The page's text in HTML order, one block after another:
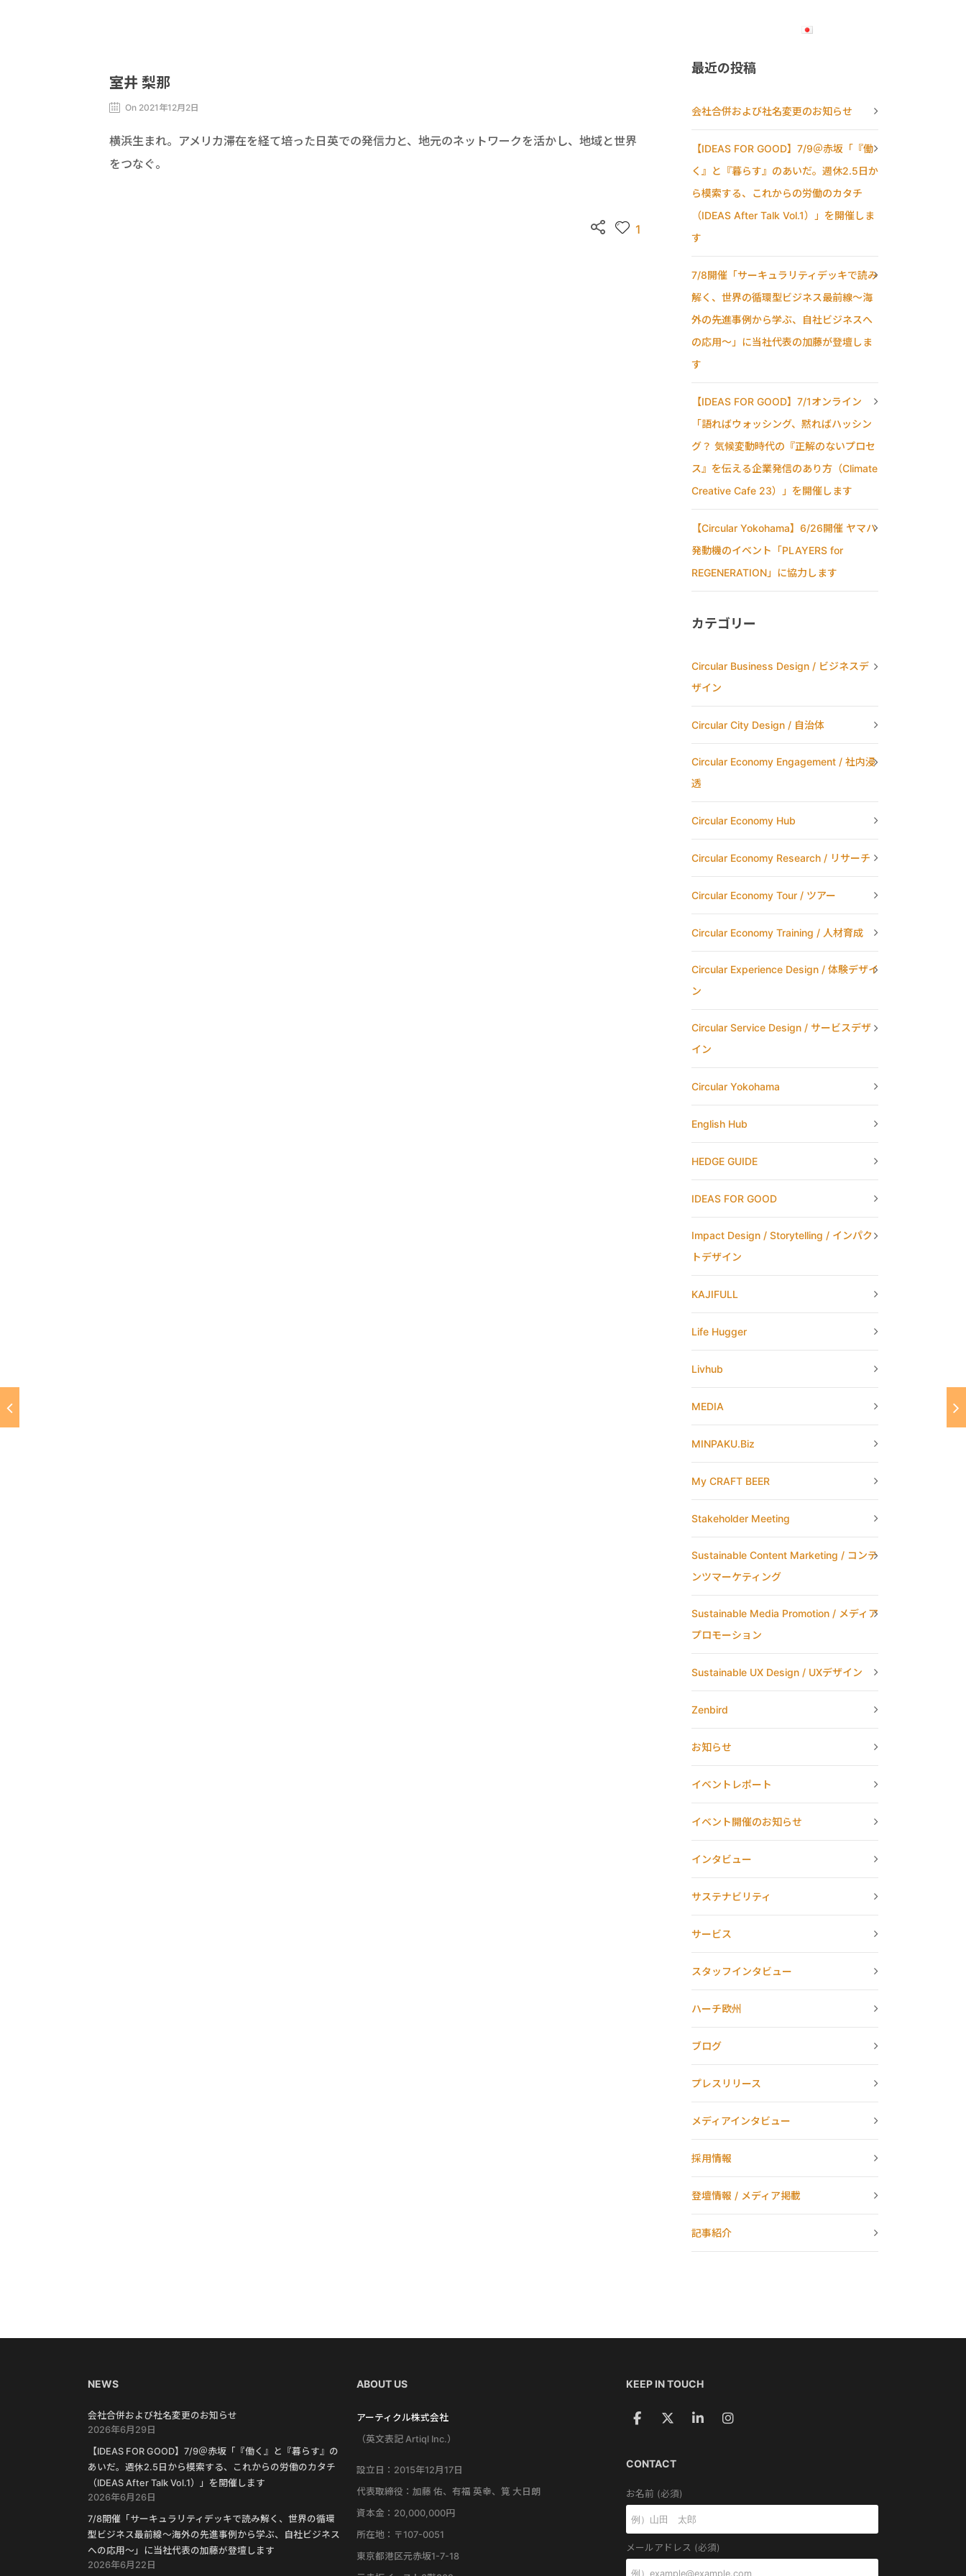
室井 梨那
On 2021年12月2日
横浜生まれ。アメリカ滞在を経て培った日英での発信力と、地元のネットワークを活かし、地域と世界
をつなぐ。
1
最近の投稿
会社合併および社名変更のお知らせ
【IDEAS FOR GOOD】7/9＠赤坂「『働
く』と『暮らす』のあいだ。週休2.5日か
ら模索する、これからの労働のカタチ
（IDEAS After Talk Vol.1）」を開催しま
す
7/8開催「サーキュラリティデッキで読み
解く、世界の循環型ビジネス最前線〜海
外の先進事例から学ぶ、自社ビジネスへ
の応用〜」に当社代表の加藤が登壇しま
す
【IDEAS FOR GOOD】7/1オンライン
「語ればウォッシング、黙ればハッシン
グ？ 気候変動時代の『正解のないプロセ
ス』を伝える企業発信のあり方（Climate
Creative Cafe 23）」を開催します
【Circular Yokohama】6/26開催 ヤマハ
発動機のイベント「PLAYERS for
REGENERATION」に協力します
カテゴリー
Circular Business Design / ビジネスデ
ザイン
Circular City Design / 自治体
Circular Economy Engagement / 社内浸
透
Circular Economy Hub
Circular Economy Research / リサーチ
Circular Economy Tour / ツアー
Circular Economy Training / 人材育成
Circular Experience Design / 体験デザイ
ン
Circular Service Design / サービスデザ
イン
Circular Yokohama
English Hub
HEDGE GUIDE
IDEAS FOR GOOD
Impact Design / Storytelling / インパク
トデザイン
KAJIFULL
Life Hugger
Livhub
MEDIA
MINPAKU.Biz
My CRAFT BEER
Stakeholder Meeting
Sustainable Content Marketing / コンテ
ンツマーケティング
Sustainable Media Promotion / メディア
プロモーション
Sustainable UX Design / UXデザイン
Zenbird
お知らせ
イベントレポート
イベント開催のお知らせ
インタビュー
サステナビリティ
サービス
スタッフインタビュー
ハーチ欧州
ブログ
プレスリリース
メディアインタビュー
採用情報
登壇情報 / メディア掲載
記事紹介
NEWS
会社合併および社名変更のお知らせ
2026年6月29日
【IDEAS FOR GOOD】7/9＠赤坂「『働く』と『暮らす』の
あいだ。週休2.5日から模索する、これからの労働のカタチ
（IDEAS After Talk Vol.1）」を開催します
2026年6月26日
7/8開催「サーキュラリティデッキで読み解く、世界の循環
型ビジネス最前線〜海外の先進事例から学ぶ、自社ビジネス
への応用〜」に当社代表の加藤が登壇します
2026年6月22日
ABOUT US
アーティクル株式会社
（英文表記 Artiql Inc.）
設立日：2015年12月17日
代表取締役：加藤 佑、有福 英幸、筧 大日朗
資本金：20,000,000円
所在地：〒107-0051
東京都港区元赤坂1-7-18
KEEP IN TOUCH
CONTACT
お名前 (必須)
メールアドレス (必須)